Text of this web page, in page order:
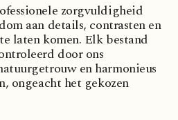
zorgvuldigheid
aan details, contrasten en
laten komen. Elk bestand
door ons
en harmonieus
ongeacht het gekozen